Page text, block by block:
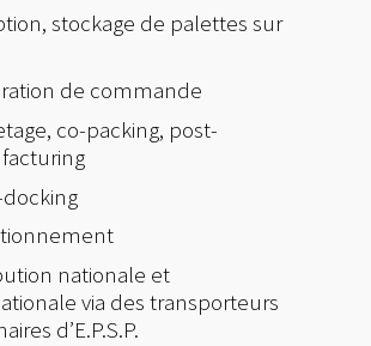
stockage de palettes sur
de commande
co-packing, post-
docking
nationale et
via des transporteurs
d’E.P.S.P.